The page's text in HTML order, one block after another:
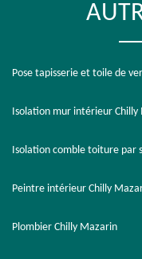
Pose tapisserie et toile de
Isolation mur intérieur Chilly
Isolation comble toiture par
Peintre intérieur Chilly
Plombier Chilly Mazarin